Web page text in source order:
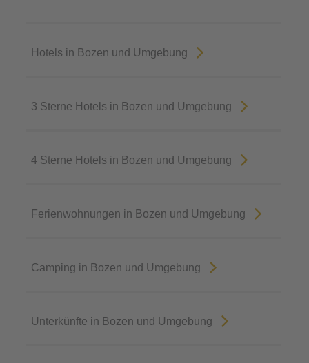
Hotels in Bozen und Umgebung
3 Sterne Hotels in Bozen und Umgebung
4 Sterne Hotels in Bozen und Umgebung
Ferienwohnungen in Bozen und Umgebung
Camping in Bozen und Umgebung
Unterkünfte in Bozen und Umgebung